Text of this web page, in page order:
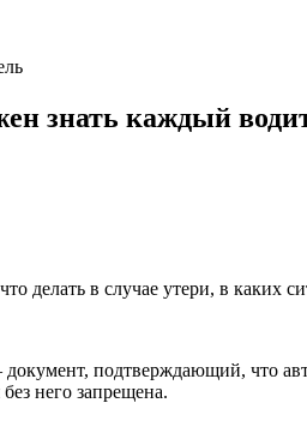
знать каждый
делать в случае утери, в каких
подтверждающий, что
него запрещена.